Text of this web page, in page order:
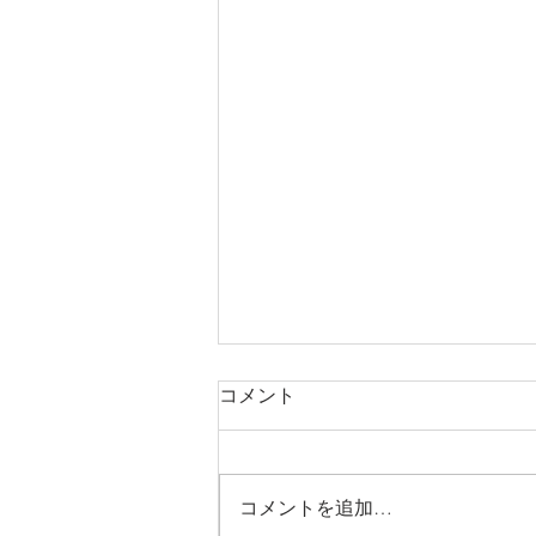
【MEO導入事例】名古屋 日
県名古屋市西区那古野１丁目３６
コメント
コメントを追加…